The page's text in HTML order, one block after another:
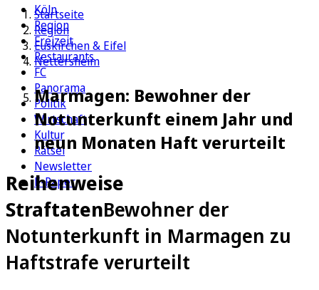
Köln
Region
Freizeit
Restaurants
FC
Panorama
Politik
Wirtschaft
Kultur
Rätsel
Newsletter
E-Paper
Startseite
Region
Euskirchen & Eifel
Nettersheim
Marmagen: Bewohner der
Notunterkunft einem Jahr und
neun Monaten Haft verurteilt
Reihenweise
StraftatenBewohner der
Notunterkunft in Marmagen zu
Haftstrafe verurteilt